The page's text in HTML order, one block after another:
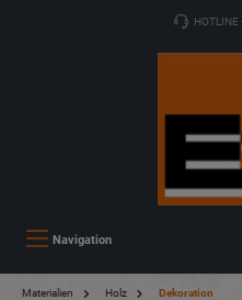
Navigation
Materialien Holz Dekoration